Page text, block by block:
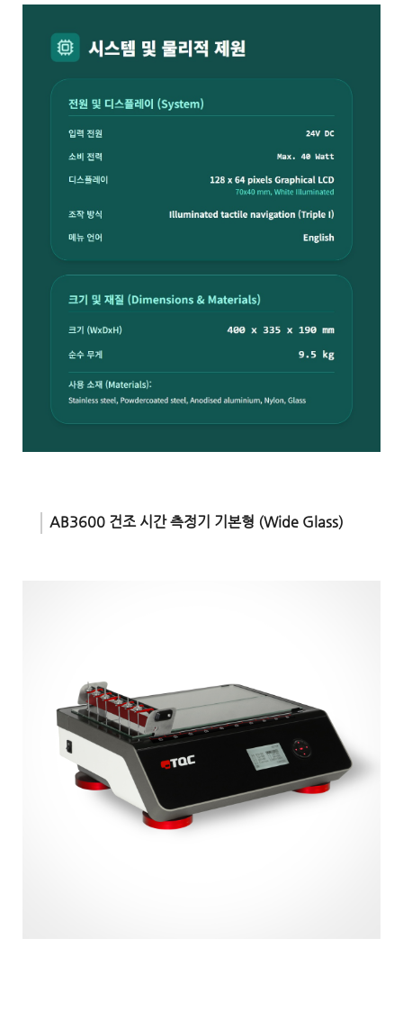
AB3600 건조 시간 측정기 기본형 (Wide Glass)